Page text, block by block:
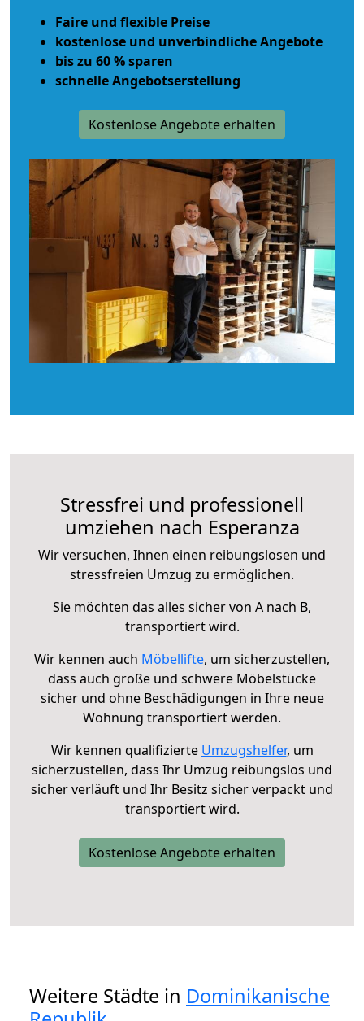
Faire und flexible Preise
kostenlose und unverbindliche Angebote
bis zu 60 % sparen
schnelle Angebotserstellung
Kostenlose Angebote erhalten
Stressfrei und professionell
umziehen nach Esperanza
Wir versuchen, Ihnen einen reibungslosen und
stressfreien Umzug zu ermöglichen.
Sie möchten das alles sicher von A nach B,
transportiert wird.
Wir kennen auch Möbellifte, um sicherzustellen,
dass auch große und schwere Möbelstücke
sicher und ohne Beschädigungen in Ihre neue
Wohnung transportiert werden.
Wir kennen qualifizierte Umzugshelfer, um
sicherzustellen, dass Ihr Umzug reibungslos und
sicher verläuft und Ihr Besitz sicher verpackt und
transportiert wird.
Kostenlose Angebote erhalten
Weitere Städte in Dominikanische